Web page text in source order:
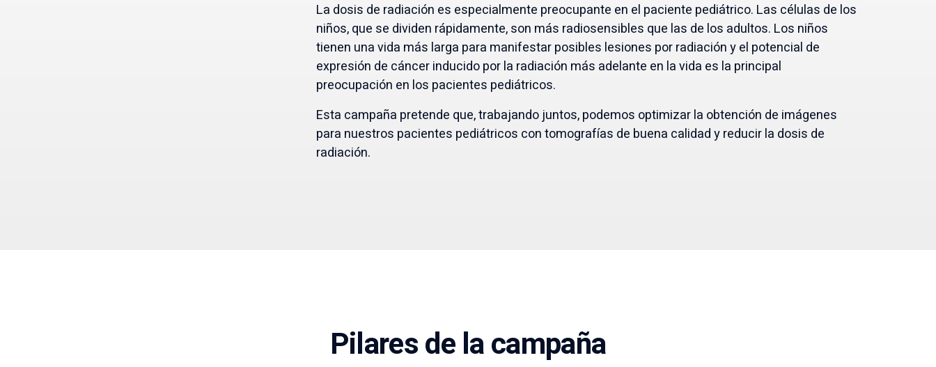
La dosis de radiación es especialmente preocupante en el paciente pediátrico. Las células de los
niños, que se dividen rápidamente, son más radiosensibles que las de los adultos. Los niños
tienen una vida más larga para manifestar posibles lesiones por radiación y el potencial de
expresión de cáncer inducido por la radiación más adelante en la vida es la principal
preocupación en los pacientes pediátricos.
Esta campaña pretende que, trabajando juntos, podemos optimizar la obtención de imágenes
para nuestros pacientes pediátricos con tomografías de buena calidad y reducir la dosis de
radiación.
Pilares de la campaña